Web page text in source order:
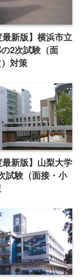
最新版】横浜市立
2次試験（面
対策
最新版】山梨大学
試験（面接・小